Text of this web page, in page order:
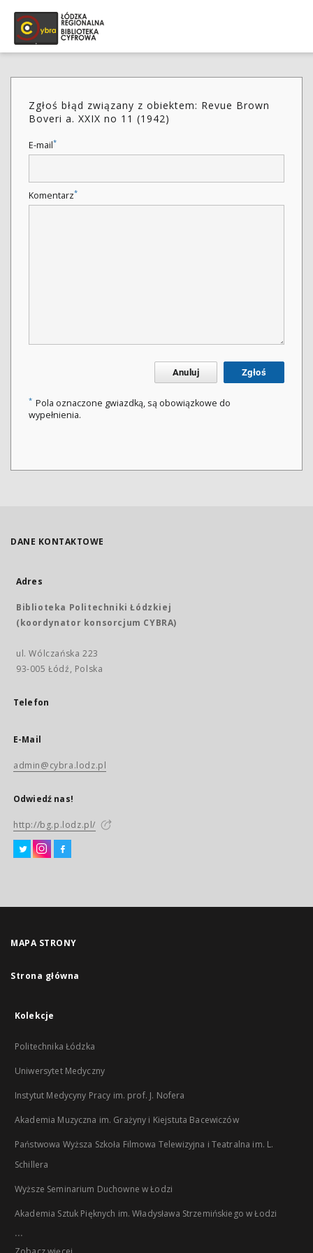
Zgłoś błąd związany z obiektem: Revue Brown
Boveri a. XXIX no 11 (1942)
E-mail*
Komentarz*
Anuluj Zgłoś
* Pola oznaczone gwiazdką, są obowiązkowe do
wypełnienia.
DANE KONTAKTOWE
Adres
Biblioteka Politechniki Łódzkiej
(koordynator konsorcjum CYBRA)
ul. Wólczańska 223
93-005 Łódź, Polska
Telefon
E-Mail
admin@cybra.lodz.pl
Odwiedź nas!
http://bg.p.lodz.pl/
MAPA STRONY
Strona główna
Kolekcje
Politechnika Łódzka
Uniwersytet Medyczny
Instytut Medycyny Pracy im. prof. J. Nofera
Akademia Muzyczna im. Grażyny i Kiejstuta Bacewiczów
Państwowa Wyższa Szkoła Filmowa Telewizyjna i Teatralna im. L.
Schillera
Wyższe Seminarium Duchowne w Łodzi
Akademia Sztuk Pięknych im. Władysława Strzemińskiego w Łodzi
...